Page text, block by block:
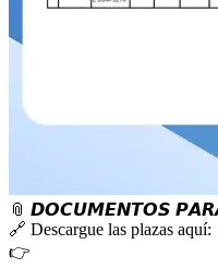
📎 𝘿𝙊𝘾𝙐𝙈𝙀𝙉𝙏𝙊𝙎
🔗 Descargue las plazas aquí:
👉